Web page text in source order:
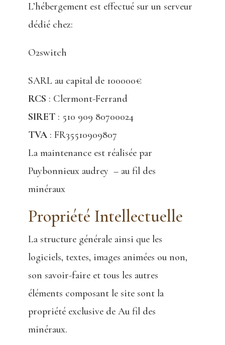
L’hébergement est effectué sur un serveur
dédié chez:
O2switch
SARL au capital de 100000€
RCS : Clermont-Ferrand
SIRET: 510 909 80700024
TVA: FR35510909807
La maintenance est réalisée par
Puybonnieux audrey – au fil des
minéraux
Propriété Intellectuelle
La structure générale ainsi que les
logiciels, textes, images animées ou non,
son savoir-faire et tous les autres
éléments composant le site sont la
propriété exclusive de Au fil des
minéraux.